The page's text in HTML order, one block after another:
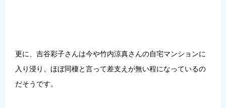
更に、吉谷彩子さんは今や竹内涼真さんの自宅マンションに
入り浸り、ほぼ同棲と言って差支えが無い程になっているの
だそうです。